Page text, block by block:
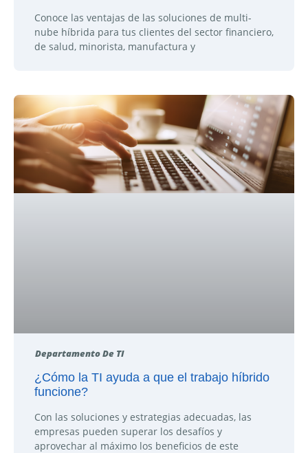
Conoce las ventajas de las soluciones de multi-
nube híbrida para tus clientes del sector financiero,
de salud, minorista, manufactura y
Departamento De TI
¿Cómo la TI ayuda a que el trabajo híbrido
funcione?
Con las soluciones y estrategias adecuadas, las
empresas pueden superar los desafíos y
aprovechar al máximo los beneficios de este